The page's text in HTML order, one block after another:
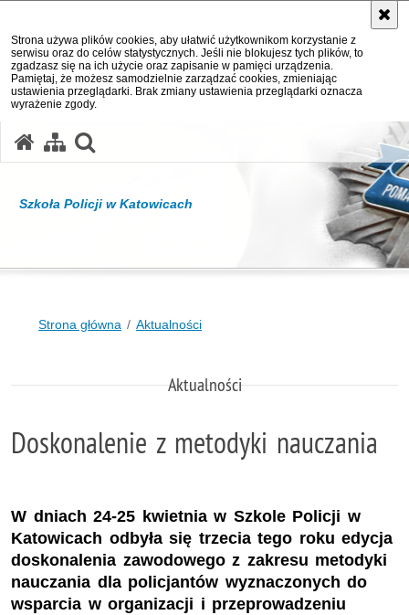
Strona używa plików cookies, aby ułatwić użytkownikom korzystanie z
serwisu oraz do celów statystycznych. Jeśli nie blokujesz tych plików, to
zgadzasz się na ich użycie oraz zapisanie w pamięci urządzenia.
Pamiętaj, że możesz samodzielnie zarządzać cookies, zmieniając
ustawienia przeglądarki. Brak zmiany ustawienia przeglądarki oznacza
wyrażenie zgody.
Szkoła Policji w Katowicach
Strona główna Aktualności
Aktualności
Doskonalenie z metodyki nauczania
W dniach 24-25 kwietnia w Szkole Policji w
Katowicach odbyła się trzecia tego roku edycja
doskonalenia zawodowego z zakresu metodyki
nauczania dla policjantów wyznaczonych do
wsparcia w organizacji i przeprowadzeniu